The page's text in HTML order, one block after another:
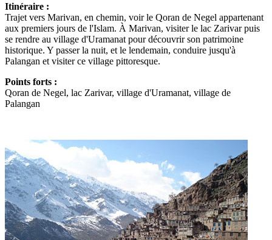
Itinéraire :
Trajet vers Marivan, en chemin, voir le Qoran de Negel appartenant
aux premiers jours de l'Islam. À Marivan, visiter le lac Zarivar puis
se rendre au village d'Uramanat pour découvrir son patrimoine
historique. Y passer la nuit, et le lendemain, conduire jusqu'à
Palangan et visiter ce village pittoresque.
Points forts :
Qoran de Negel, lac Zarivar, village d'Uramanat, village de
Palangan